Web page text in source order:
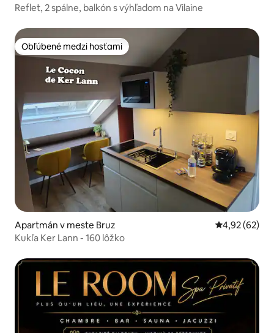
Reflet, 2 spálne, balkón s výhľadom na Vilaine
Obľúbené medzi hosťami
Obľúbené medzi hosťami
Apartmán v meste Bruz Priemerné
4,92 (62)
Kukľa Ker Lann - 160 lôžko